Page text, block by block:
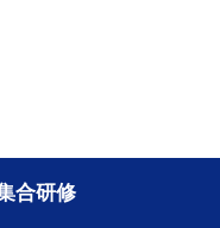
合研修